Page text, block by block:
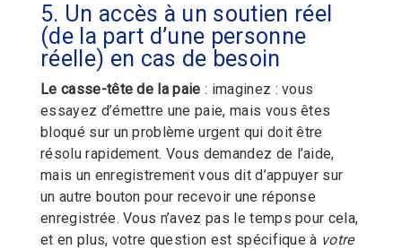
5. Un accès à un soutien réel
(de la part d’une personne
réelle) en cas de besoin
Le casse-tête de la paie : imaginez : vous
essayez d’émettre une paie, mais vous êtes
bloqué sur un problème urgent qui doit être
résolu rapidement. Vous demandez de l’aide,
mais un enregistrement vous dit d’appuyer sur
un autre bouton pour recevoir une réponse
enregistrée. Vous n’avez pas le temps pour cela,
et en plus, votre question est spécifique à votre